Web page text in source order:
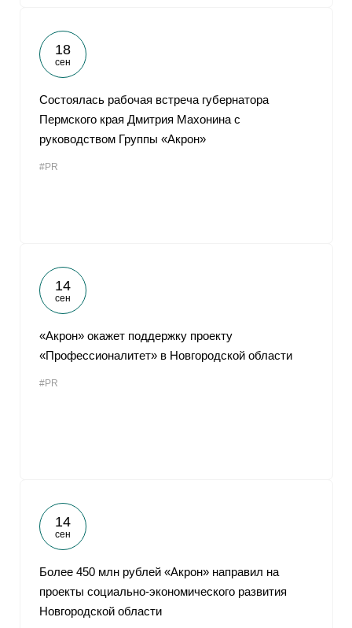
18
сен
Состоялась рабочая встреча губернатора
Пермского края Дмитрия Махонина с
руководством Группы «Акрон»
#PR
14
сен
«Акрон» окажет поддержку проекту
«Профессионалитет» в Новгородской области
#PR
14
сен
Более 450 млн рублей «Акрон» направил на
проекты социально-экономического развития
Новгородской области